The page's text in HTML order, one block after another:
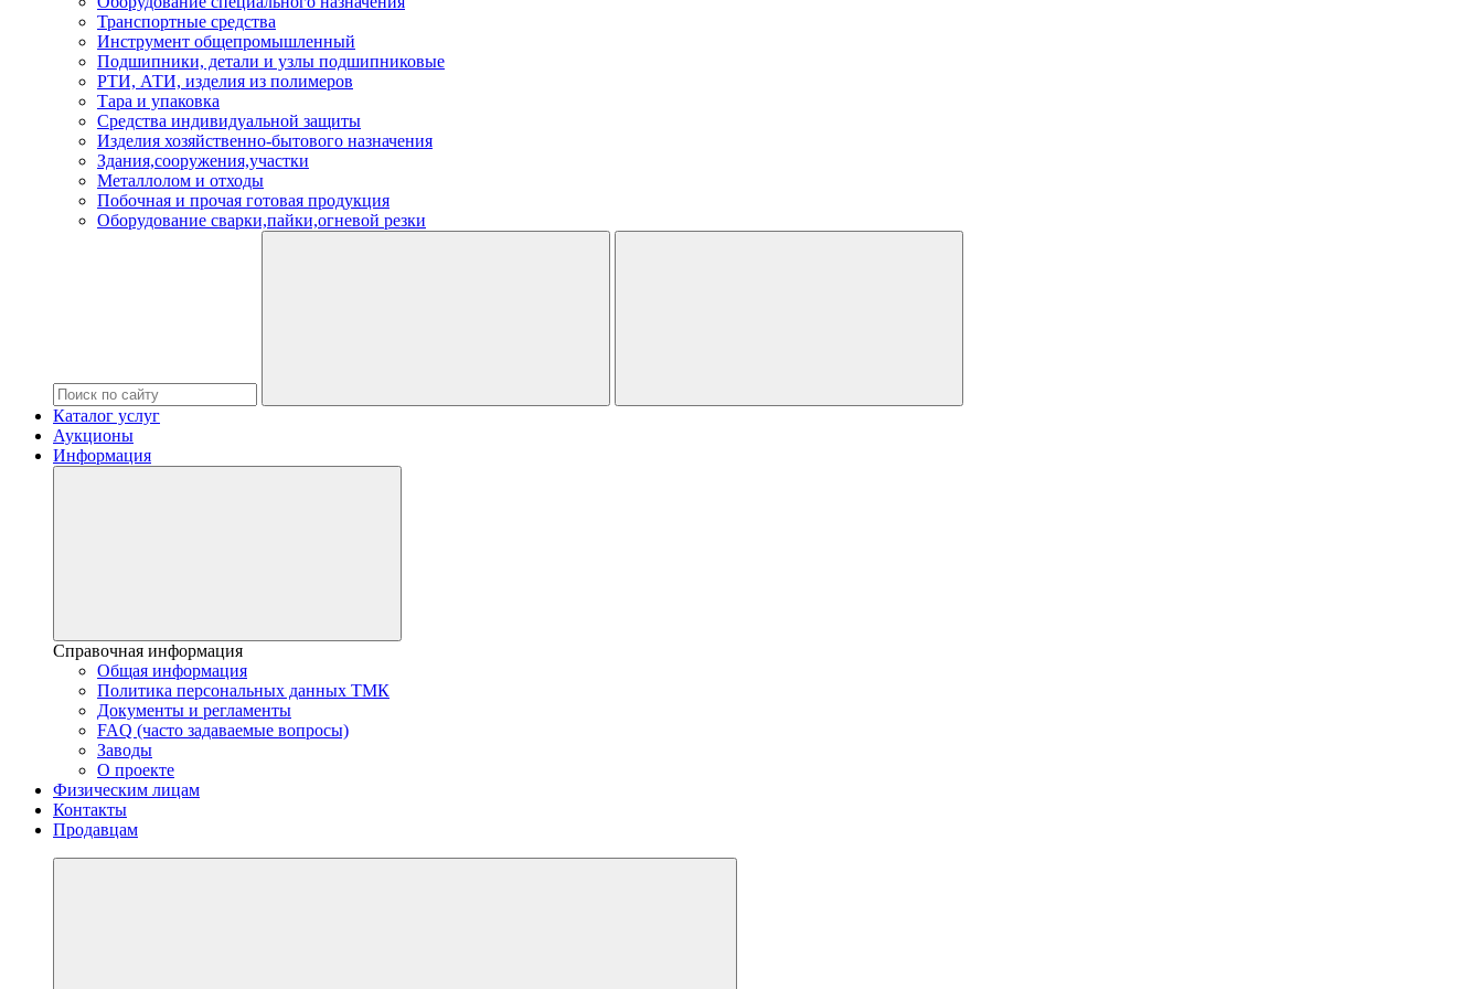
Транспортные средства
Инструмент общепромышленный
Подшипники, детали и узлы подшипниковые
РТИ, АТИ, изделия из полимеров
Тара и упаковка
Средства индивидуальной защиты
Изделия хозяйственно-бытового назначения
Здания,сооружения,участки
Металлолом и отходы
Побочная и прочая готовая продукция
Оборудование сварки,пайки,огневой резки
Каталог услуг
Аукционы
Информация
Справочная информация
Общая информация
Политика персональных данных ТМК
Документы и регламенты
FAQ (часто задаваемые вопросы)
Заводы
О проекте
Физическим лицам
Контакты
Продавцам